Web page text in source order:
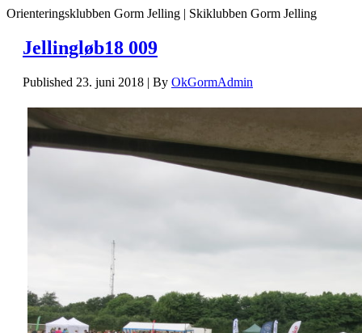
Orienteringsklubben Gorm Jelling | Skiklubben Gorm Jelling
Jellingløb18 009
Published 23. juni 2018 | By OkGormAdmin